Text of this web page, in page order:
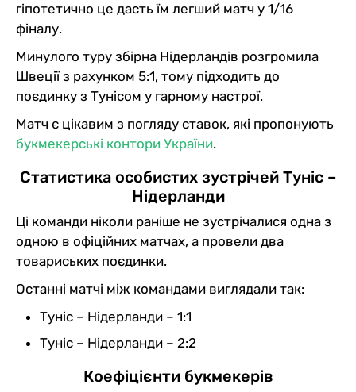
гіпотетично це дасть їм легший матч у 1/16
фіналу.
Минулого туру збірна Нідерландів розгромила
Швеції з рахунком 5:1, тому підходить до
поєдинку з Тунісом у гарному настрої.
Матч є цікавим з погляду ставок, які пропонують
букмекерські контори України.
Статистика особистих зустрічей Туніс –
Нідерланди
Ці команди ніколи раніше не зустрічалися одна з
одною в офіційних матчах, а провели два
товариських поєдинки.
Останні матчі між командами виглядали так:
Туніс – Нідерланди – 1:1
Туніс – Нідерланди – 2:2
Коефіцієнти букмекерів